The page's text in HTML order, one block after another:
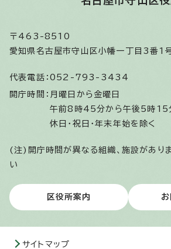
〒463-8510
愛知県名古屋市守山区小幡一丁目3番1
代表電話： 052-793-3434
開庁時間： 月曜日から金曜日
午前8時45分から午後5時15
休日・祝日・年末年始を除く
(注)開庁時間が異なる組織、施設があり
い
区役所案内
サイトマップ